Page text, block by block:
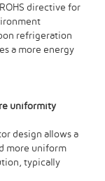
directive for
refrigeration
a more energy
uniformity
design allows a
more uniform
typically